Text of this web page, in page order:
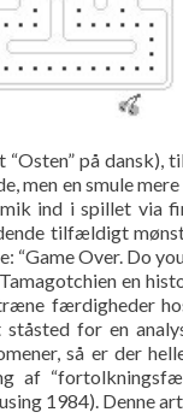
på dansk),
men en smule
ind i spillet via
tilfældigt
“Game Over. Do
en
færdigheder
for en
så er der
af
1984). Denne